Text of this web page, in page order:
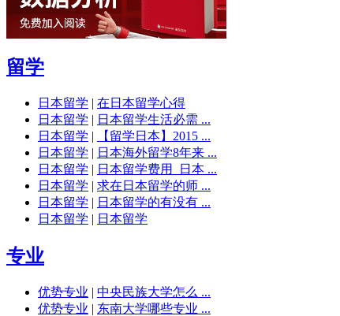
留学
日本留学 | 在日本留学心得
日本留学 | 日本留学生活必需 ...
日本留学 |
【留学日本】2015 ...
日本留学 | 日本海外留学8年来 ...
日本留学 | 日本留学费用_日本 ...
日本留学 | 求在日本留学的师 ...
日本留学 | 日本留学的有没有 ...
日本留学 | 日本留学
专业
优势专业 | 中央民族大学怎么 ...
优势专业 | 东南大学哪些专业 ...